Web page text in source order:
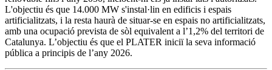
L'objectiu és que 14.000 MW s'instal·lin en edificis i espais
artificialitzats, i la resta haurà de situar-se en espais no artificialitzats,
amb una ocupació prevista de sòl equivalent a l’1,2% del territori de
Catalunya. L’objectiu és que el PLATER iniciï la seva informació
pública a principis de l’any 2026.